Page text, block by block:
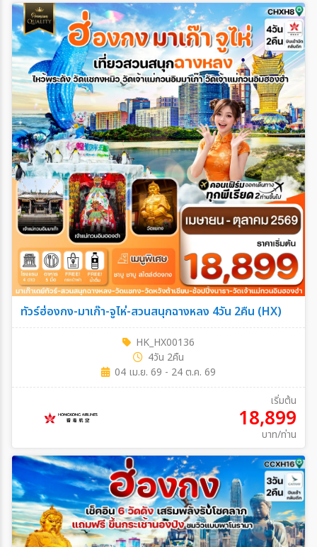
ทัวร์ฮ่องกง-มาเก๊า-จูไห่-สวนสนุกฉางหลง 4วัน 2คืน (HX)
HK_HX00136
4วัน 2คืน
04 เม.ย. 69 - 24 ต.ค. 69
เริ่มต้น
18,899
บาท/ท่าน